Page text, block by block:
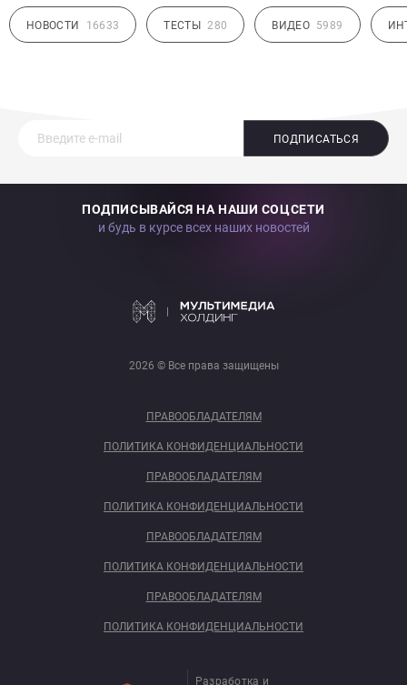
НОВОСТИ 16633 ТЕСТЫ 280 ВИДЕО 5989
ПОДПИСАТЬСЯ
ПОДПИСЫВАЙСЯ НА НАШИ СОЦСЕТИ
и будь в курсе всех наших новостей
2026 © Все права защищены
ПРАВООБЛАДАТЕЛЯМ
ПОЛИТИКА КОНФИДЕНЦИАЛЬНОСТИ
ПРАВООБЛАДАТЕЛЯМ
ПОЛИТИКА КОНФИДЕНЦИАЛЬНОСТИ
ПРАВООБЛАДАТЕЛЯМ
ПОЛИТИКА КОНФИДЕНЦИАЛЬНОСТИ
ПРАВООБЛАДАТЕЛЯМ
ПОЛИТИКА КОНФИДЕНЦИАЛЬНОСТИ
Разработка и